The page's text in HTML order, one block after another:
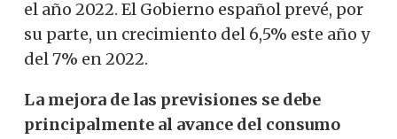
el año 2022. El Gobierno español prevé, por
su parte, un crecimiento del 6,5% este año y
del 7% en 2022.
La mejora de las previsiones se debe
principalmente al avance del consumo